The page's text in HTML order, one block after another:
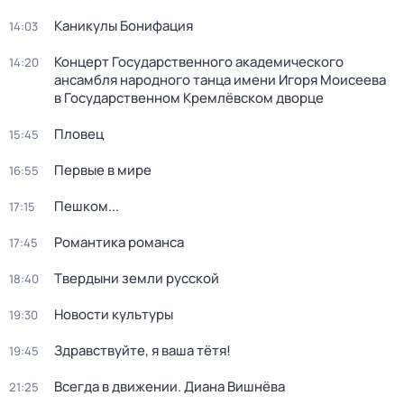
14:03 Каникулы Бонифация
14:20
Концерт Государственного академического
ансамбля народного танца имени Игоря Моисеева
в Государственном Кремлёвском дворце
15:45 Пловец
16:55 Первые в мире
17:15 Пешком...
17:45 Романтика романса
18:40 Твердыни земли русской
19:30 Новости культуры
19:45 Здравствуйте, я ваша тётя!
21:25 Всегда в движении. Диана Вишнёва